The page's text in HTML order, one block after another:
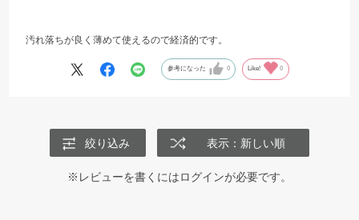
汚れ落ちが良く薄めて使えるので経済的です。
参考になった 0 Like! 0
絞り込み 表示：新しい順
※レビューを書くにはログインが必要です。